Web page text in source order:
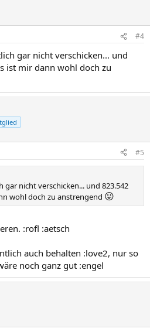
#4
gar nicht verschicken... und
ist mir dann wohl doch zu
#5
gar nicht verschicken... und 823.542
wohl doch zu anstrengend 😛
:rofl :aetsch
auch behalten :love2, nur so
noch ganz gut :engel